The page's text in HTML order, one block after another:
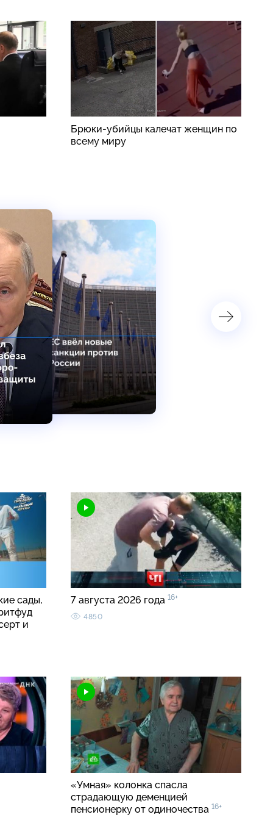
Брюки-убийцы калечат женщин по
всему миру
сады,
и
7 августа 2026 года 16+
4850
«Умная» колонка спасла
страдающую деменцией
пенсионерку от одиночества 16+